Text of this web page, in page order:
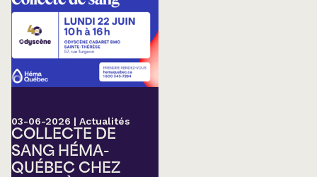
03-06-2026 | Actualités
COLLECTE DE
SANG HÉMA-
QUÉBEC CHEZ